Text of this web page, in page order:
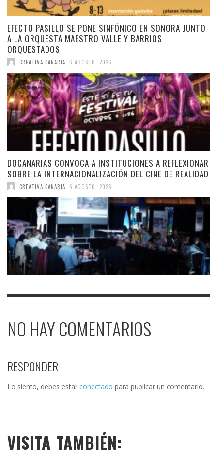
EFECTO PASILLO SE PONE SINFÓNICO EN SONORA JUNTO
A LA ORQUESTA MAESTRO VALLE Y BARRIOS
ORQUESTADOS
CREATIVA CANARIA 6 AGOSTO, 2026
DOCANARIAS CONVOCA A INSTITUCIONES A REFLEXIONAR
SOBRE LA INTERNACIONALIZACIÓN DEL CINE DE REALIDAD
CREATIVA CANARIA 6 AGOSTO, 2026
NO HAY COMENTARIOS
RESPONDER
Lo siento, debes estar conectado para publicar un comentario.
VISITA TAMBIÉN: